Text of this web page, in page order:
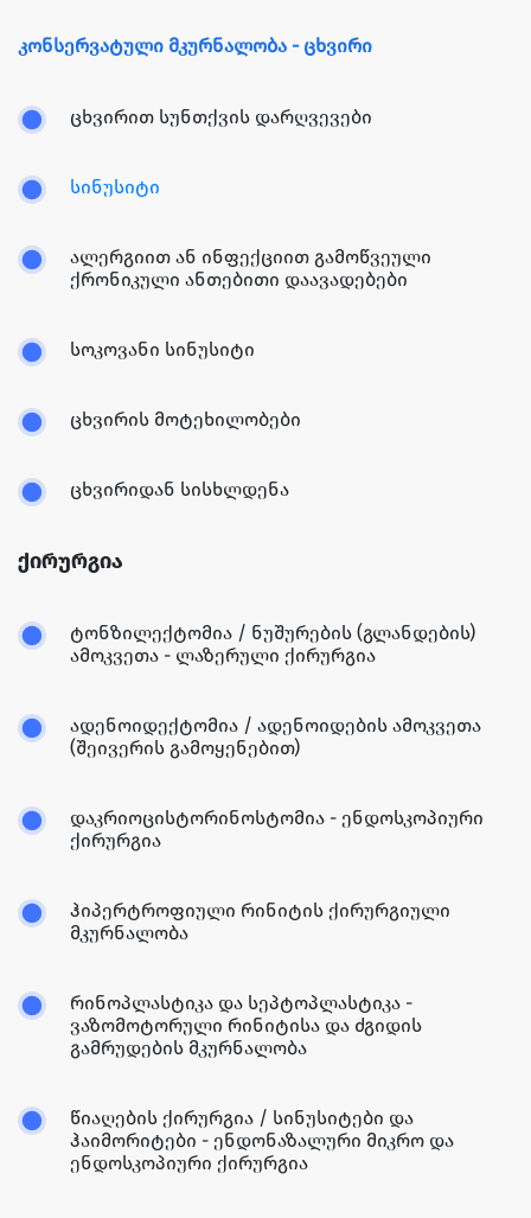
კონსერვატული მკურნალობა - ცხვირი
ცხვირით სუნთქვის დარღვევები
სინუსიტი
ალერგიით ან ინფექციით გამოწვეული
ქრონიკული ანთებითი დაავადებები
სოკოვანი სინუსიტი
ცხვირის მოტეხილობები
ცხვირიდან სისხლდენა
ქირურგია
ტონზილექტომია / ნუშურების (გლანდების)
ამოკვეთა - ლაზერული ქირურგია
ადენოიდექტომია / ადენოიდების ამოკვეთა
(შეივერის გამოყენებით)
დაკრიოცისტორინოსტომია - ენდოსკოპიური
ქირურგია
ჰიპერტროფიული რინიტის ქირურგიული
მკურნალობა
რინოპლასტიკა და სეპტოპლასტიკა -
ვაზომოტორული რინიტისა და ძგიდის
გამრუდების მკურნალობა
წიაღების ქირურგია / სინუსიტები და
ჰაიმორიტები - ენდონაზალური მიკრო და
ენდოსკოპიური ქირურგია